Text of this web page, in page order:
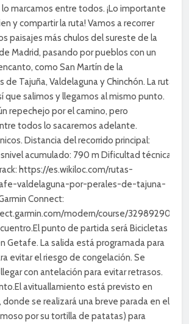
marcamos entre todos. ¡Lo importante
y compartir la ruta! Vamos a recorrer
paisajes más chulos del sureste de la
Madrid, pasando por pueblos con un
como San Martín de la
de Tajuña, Valdelaguna y Chinchón. La ruta
que salimos y llegamos al mismo punto.
repechejo por el camino, pero
todos lo sacaremos adelante.
Distancia del recorrido principal:
acumulado: 790 m Dificultad técnica:
https://es.wikiloc.com/rutas-
valdelaguna-por-perales-de-tajuna-
Connect:
modern/course/329892901
punto de partida será Bicicletas
Getafe. La salida está programada para
evitar el riesgo de congelación. Se
con antelación para evitar retrasos.
avituallamiento está previsto en
donde se realizará una breve parada en el
por su tortilla de patatas) para